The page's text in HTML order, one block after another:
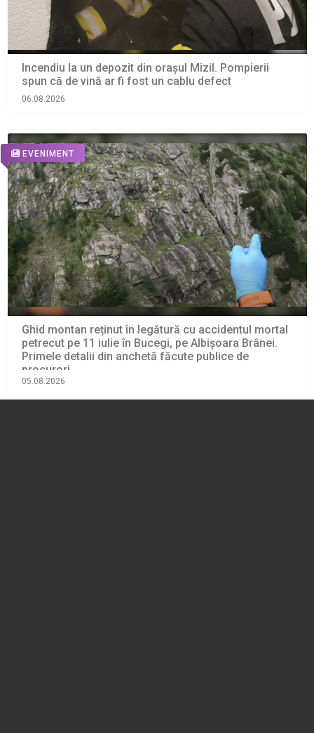
Incendiu la un depozit din orașul Mizil. Pompierii
spun că de vină ar fi fost un cablu defect
06.08.2026
EVENIMENT
Ghid montan reținut în legătură cu accidentul mortal
petrecut pe 11 iulie în Bucegi, pe Albișoara Brânei.
Primele detalii din anchetă făcute publice de
procurori
05.08.2026